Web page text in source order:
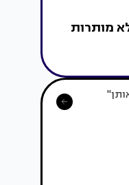
מותרות